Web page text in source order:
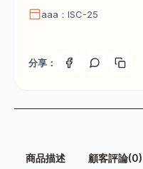
aaa：ISC-25
分享：
商品描述 顧客評論(0)